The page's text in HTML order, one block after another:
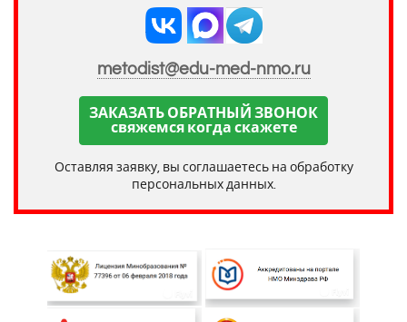
metodist@edu-med-nmo.ru
ЗАКАЗАТЬ ОБРАТНЫЙ ЗВОНОК
свяжемся когда скажете
Оставляя заявку, вы соглашаетесь на обработку
персональных данных.